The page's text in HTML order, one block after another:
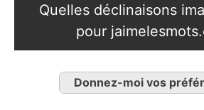
Quelles déclinaisons
pour
Donnez-moi vos